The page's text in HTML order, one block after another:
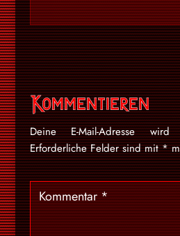
Kommentieren
Deine E-Mail-Adresse
Erforderliche Felder sind mit*